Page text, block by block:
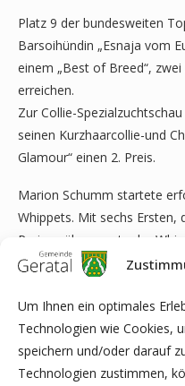
Um Ihnen ein optimales
Technologien wie Cookies,
speichern und/oder darauf
Technologien zustimmen,
Platz 9 der bundesweiten
Barsoihündin „Esnaja vom
einem „Best of Breed“,
erreichen.
Zur Collie-
seinen Kurzhaarcollie-und
Glamour“ einen 2. Preis.
Marion Schumm startete
Whippets. Mit sechs Ersten,
Preisen überzeugte der
for Gold Gustaf“ die
Whippet Club´s.
Die Championhündin
wurde ebenso erfolgreich